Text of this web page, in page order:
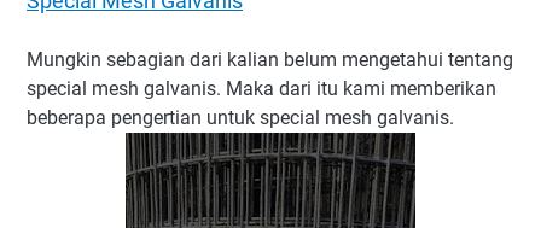
Mungkin sebagian dari kalian belum mengetahui tentang
special mesh galvanis. Maka dari itu kami memberikan
beberapa pengertian untuk special mesh galvanis.